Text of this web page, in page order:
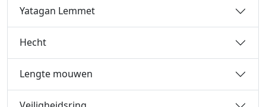
Yatagan Lemmet
Hecht
Lengte mouwen